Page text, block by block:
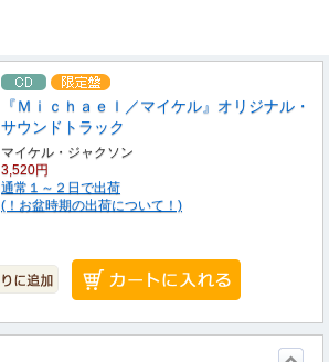
『Ｍｉｃｈａｅｌ／マイケル』オリジナル・
サウンドトラック
マイケル・ジャクソン
3,520円
通常１～２日で出荷
(！お盆時期の出荷について！)